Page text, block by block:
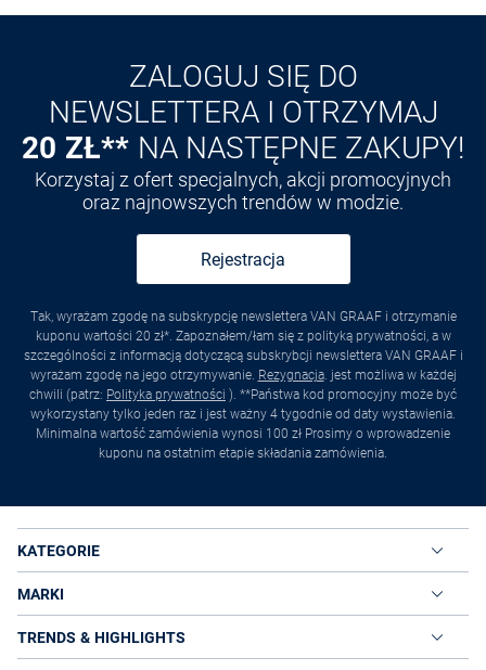
ZALOGUJ SIĘ DO
NEWSLETTERA I OTRZYMAJ
20 ZŁ** NA NASTĘPNE ZAKUPY!
Korzystaj z ofert specjalnych, akcji promocyjnych
oraz najnowszych trendów w modzie.
Rejestracja
Tak, wyrażam zgodę na subskrypcję newslettera VAN GRAAF i otrzymanie
kuponu wartości 20 zł*. Zapoznałem/łam się z polityką prywatności, a w
szczególności z informacją dotyczącą subskrybcji newslettera VAN GRAAF i
wyrażam zgodę na jego otrzymywanie. Rezygnacja. jest możliwa w każdej
chwili (patrz: Polityka prywatności ). **Państwa kod promocyjny może być
wykorzystany tylko jeden raz i jest ważny 4 tygodnie od daty wystawienia.
Minimalna wartość zamówienia wynosi 100 zł Prosimy o wprowadzenie
kuponu na ostatnim etapie składania zamówienia.
KATEGORIE
MARKI
TRENDS & HIGHLIGHTS